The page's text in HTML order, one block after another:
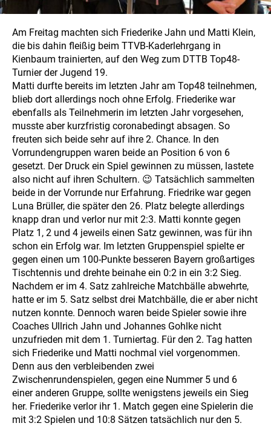
Am Freitag machten sich Friederike Jahn und Matti Klein,
die bis dahin fleißig beim TTVB-Kaderlehrgang in
Kienbaum trainierten, auf den Weg zum DTTB Top48-
Turnier der Jugend 19.
Matti durfte bereits im letzten Jahr am Top48 teilnehmen,
blieb dort allerdings noch ohne Erfolg. Friederike war
ebenfalls als Teilnehmerin im letzten Jahr vorgesehen,
musste aber kurzfristig coronabedingt absagen. So
freuten sich beide sehr auf ihre 2. Chance. In den
Vorrundengruppen waren beide an Position 6 von 6
gesetzt. Der Druck ein Spiel gewinnen zu müssen, lastete
also nicht auf ihren Schultern. 😉 Tatsächlich sammelten
beide in der Vorrunde nur Erfahrung. Friedrike war gegen
Luna Brüller, die später den 26. Platz belegte allerdings
knapp dran und verlor nur mit 2:3. Matti konnte gegen
Platz 1, 2 und 4 jeweils einen Satz gewinnen, was für ihn
schon ein Erfolg war. Im letzten Gruppenspiel spielte er
gegen einen um 100-Punkte besseren Bayern großartiges
Tischtennis und drehte beinahe ein 0:2 in ein 3:2 Sieg.
Nachdem er im 4. Satz zahlreiche Matchbälle abwehrte,
hatte er im 5. Satz selbst drei Matchbälle, die er aber nicht
nutzen konnte. Dennoch waren beide Spieler sowie ihre
Coaches Ullrich Jahn und Johannes Gohlke nicht
unzufrieden mit dem 1. Turniertag. Für den 2. Tag hatten
sich Friederike und Matti nochmal viel vorgenommen.
Denn aus den verbleibenden zwei
Zwischenrundenspielen, gegen eine Nummer 5 und 6
einer anderen Gruppe, sollte wenigstens jeweils ein Sieg
her. Friederike verlor ihr 1. Match gegen eine Spielerin die
mit 3:2 Spielen und 10:8 Sätzen tatsächlich nur den 5.